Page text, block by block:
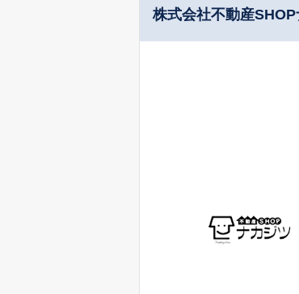
株式会社不動産